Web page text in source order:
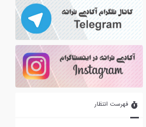
فهرست انتظار